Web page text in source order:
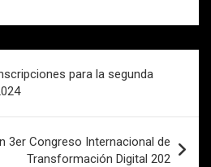
para la segunda
3er Congreso Internacional de
Transformación Digital 202